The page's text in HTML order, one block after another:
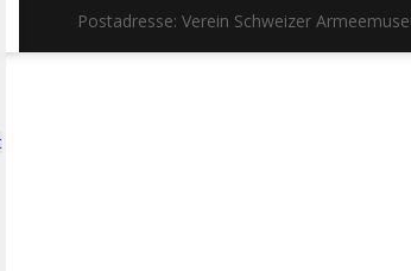
Postadresse: Verein Schweizer